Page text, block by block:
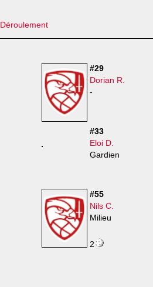
Déroulement
#29
Dorian R.
-
#33
Eloi D.
Gardien
#55
Nils C.
Milieu
2